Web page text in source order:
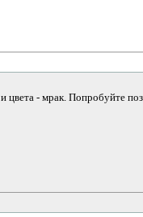
цвета - мрак. Попробуйте